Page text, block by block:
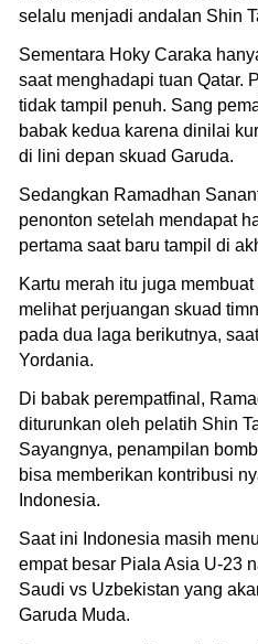
selalu menjadi andalan Shin
Sementara Hoky Caraka
saat menghadapi tuan Qatar.
tidak tampil penuh. Sang
babak kedua karena dinilai
di lini depan skuad Garuda.
Sedangkan Ramadhan
penonton setelah mendapat
pertama saat baru tampil di
Kartu merah itu juga
melihat perjuangan skuad
pada dua laga berikutnya,
Yordania.
Di babak perempatfinal,
diturunkan oleh pelatih Shin
Sayangnya, penampilan
bisa memberikan kontribusi
Indonesia.
Saat ini Indonesia masih
empat besar Piala Asia U-23
Saudi vs Uzbekistan yang
Garuda Muda.